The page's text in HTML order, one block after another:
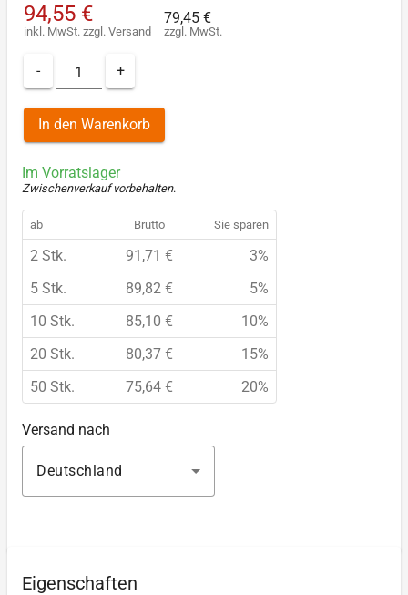
94,55 €
inkl. MwSt. zzgl. Versand
79,45 €
zzgl. MwSt.
- +
In den Warenkorb
Im Vorratslager
Zwischenverkauf vorbehalten.
ab Brutto Sie sparen
2 Stk. 91,71 €
3%
5 Stk.
89,82 €
5%
10 Stk.
85,10 €
10%
20 Stk.
80,37 €
15%
50 Stk.
75,64 € 20%
Versand nach
Deutschland
Eigenschaften